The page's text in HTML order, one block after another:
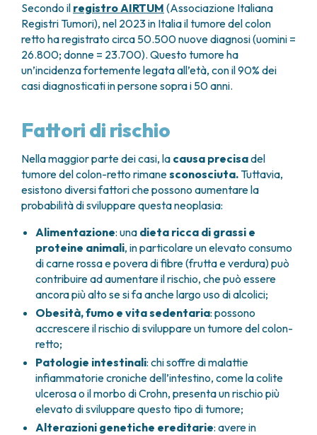
CLINICAL RESEARCH UNIT (CRU)
Secondo il registro AIRTUM (Associazione Italiana
Registri Tumori), nel 2023 in Italia il tumore del colon
retto ha registrato circa 50.500 nuove diagnosi (uomini =
26.800; donne = 23.700). Questo tumore ha
un’incidenza fortemente legata all’età, con il 90% dei
casi diagnosticati in persone sopra i 50 anni.
Fattori di rischio
Nella maggior parte dei casi, la causa precisadel
tumore del colon-retto rimanesconosciuta. Tuttavia,
esistono diversi fattori che possono aumentare la
probabilità di sviluppare questa neoplasia:
Alimentazione: una dieta ricca di grassi e
proteine animali, in particolare un elevato consumo
di carne rossa e povera di fibre (frutta e verdura) può
contribuire ad aumentare il rischio, che può essere
ancora più alto se si fa anche largo uso di alcolici;
Obesità, fumo e vita sedentaria: possono
accrescere il rischio di sviluppare un tumore del colon-
retto;
Patologie intestinali: chi soffre di malattie
infiammatorie croniche dell’intestino, come la colite
ulcerosa o il morbo di Crohn, presenta un rischio più
elevato di sviluppare questo tipo di tumore;
Alterazioni genetiche ereditarie: avere in